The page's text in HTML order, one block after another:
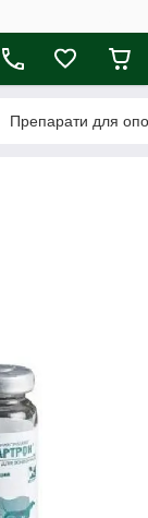
Препарати для